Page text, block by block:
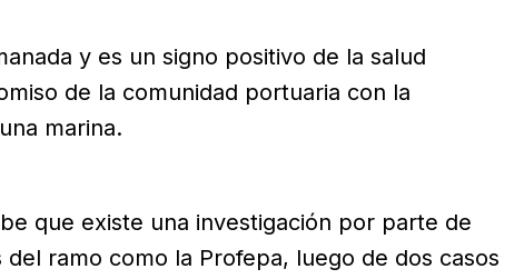
y es un signo positivo de la salud
de la comunidad portuaria con la
marina.
que existe una investigación por parte de
ramo como la Profepa, luego de dos casos